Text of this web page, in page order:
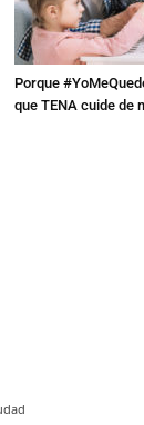
Porque
que TENA cuide de